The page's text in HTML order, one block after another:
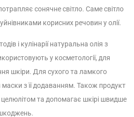
сонячне світло. Саме світло
корисних речовин у олії.
і кулінарії натуральна олія з
у косметології, для
шкіри. Для сухого та ламкого
з її додаванням. Також продукт
та допомагає шкірі швидше